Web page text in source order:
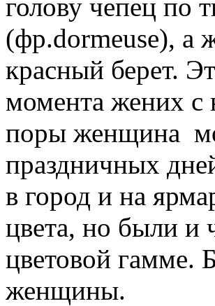
голову чепец по
(фр.dormeuse), а
красный берет.
момента жених с
поры женщина
праздничных
в город и на
цвета, но были и
цветовой гамме.
женщины.